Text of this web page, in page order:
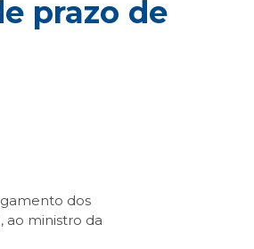
prazo de
dos
ao ministro da